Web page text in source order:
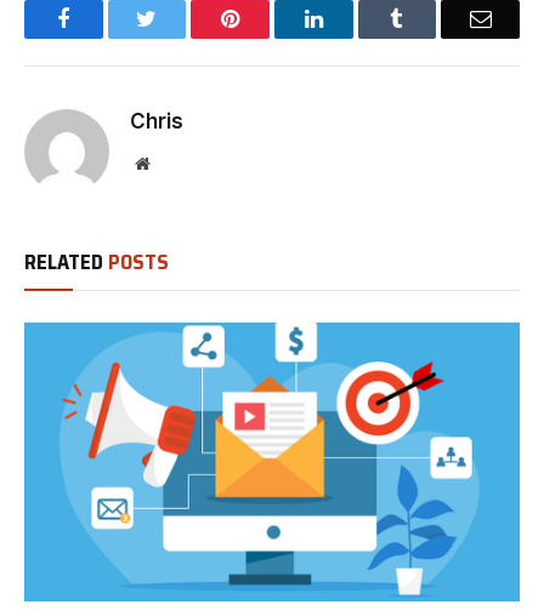
Facebook Pinterest LinkedIn Email
Chris
Website
RELATED POSTS